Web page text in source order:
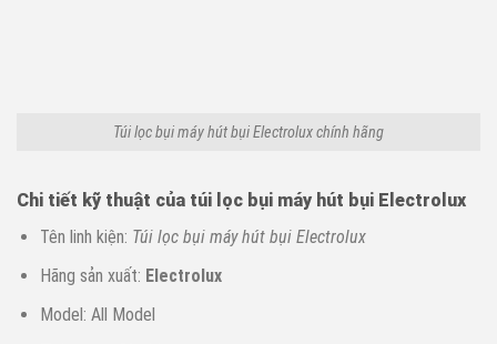
Túi lọc bụi máy hút bụi Electrolux chính hãng
Chi tiết kỹ thuật của túi lọc bụi máy hút bụi Electrolux
Tên linh kiện: Túi lọc bụi máy hút bụi Electrolux
Hãng sản xuất: Electrolux
Model: All Model